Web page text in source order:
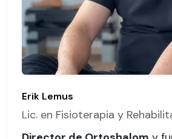
Erik Lemus
Lic. en Fisioterapia y